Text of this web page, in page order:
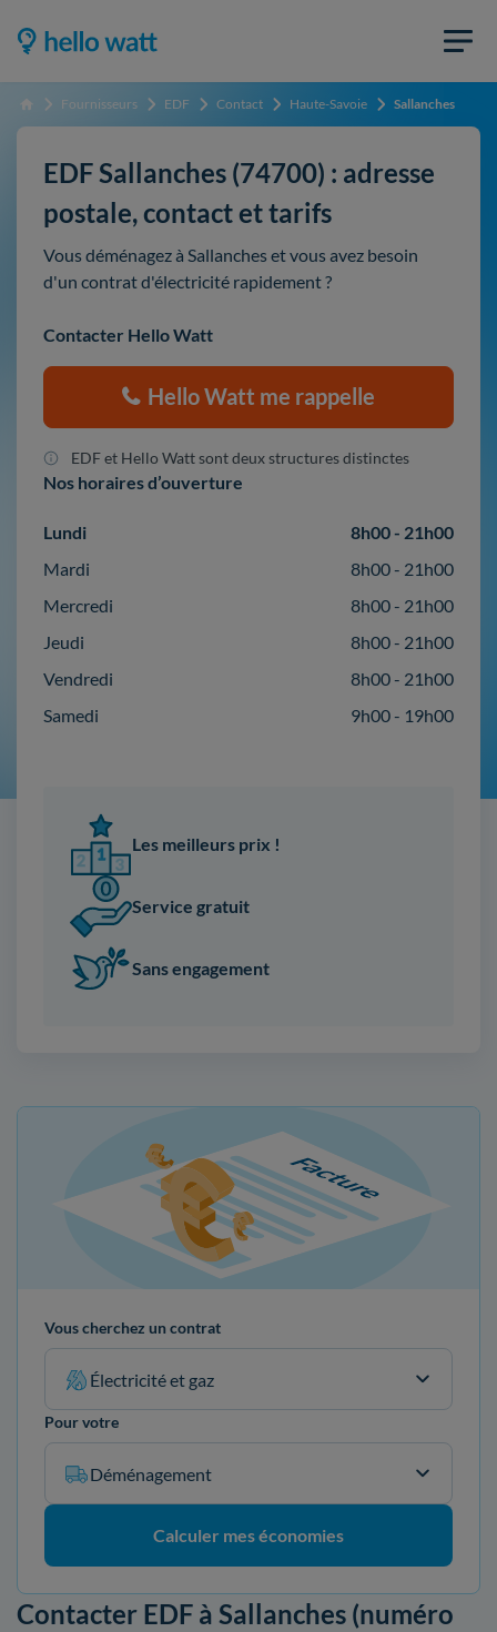
Accueil Fournisseurs EDF Contact Haute-Savoie Sallanches
EDF Sallanches (74700) : adresse
postale, contact et tarifs
Vous déménagez à Sallanches et vous avez besoin
d'un contrat d'électricité rapidement ?
Contacter Hello Watt
Hello Watt me rappelle
EDF et Hello Watt sont deux structures distinctes
Nos horaires d’ouverture
Lundi
8h00 - 21h00
Mardi
8h00 - 21h00
Mercredi
8h00 - 21h00
Jeudi
8h00 - 21h00
Vendredi
8h00 - 21h00
Samedi
9h00 - 19h00
Les meilleurs prix !
Service gratuit
Sans engagement
Vous cherchez un contrat
Électricité et gaz
Pour votre
Déménagement
Calculer mes économies
Contacter EDF à Sallanches (numéro